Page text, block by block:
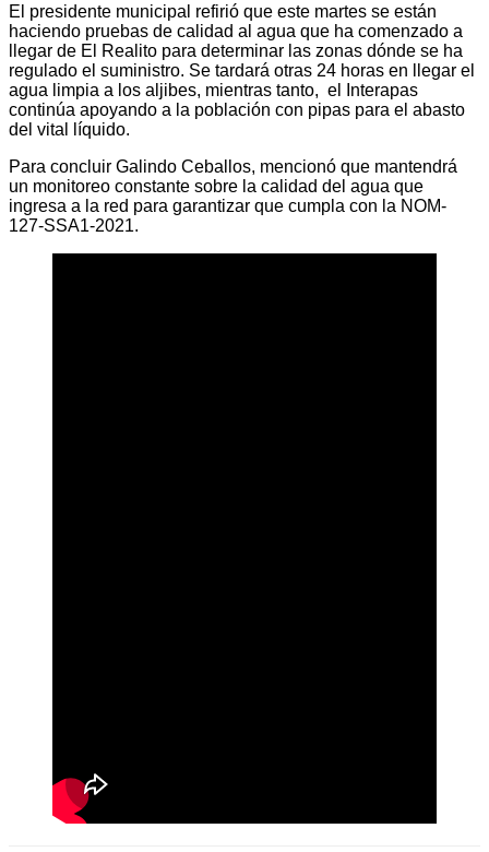
El presidente municipal refirió que este martes se están
haciendo pruebas de calidad al agua que ha comenzado a
llegar de El Realito para determinar las zonas dónde se ha
regulado el suministro. Se tardará otras 24 horas en llegar el
agua limpia a los aljibes, mientras tanto, el Interapas
continúa apoyando a la población con pipas para el abasto
del vital líquido.
Para concluir Galindo Ceballos, mencionó que mantendrá
un monitoreo constante sobre la calidad del agua que
ingresa a la red para garantizar que cumpla con la NOM-
127-SSA1-2021.